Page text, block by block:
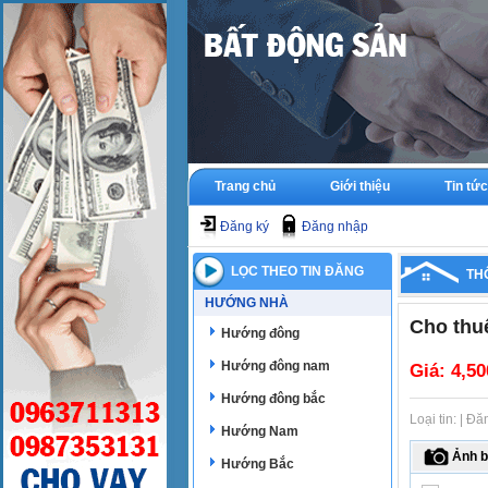
Trang chủ Giới thiệu Tin tức
Đăng ký Đăng nhập
LỌC THEO TIN ĐĂNG
HƯỚNG NHÀ
Hướng đông
Hướng đông nam
Hướng đông bắc
Hướng Nam
Hướng Bắc
Cho
Giá:
Loại tin: |
Ảnh